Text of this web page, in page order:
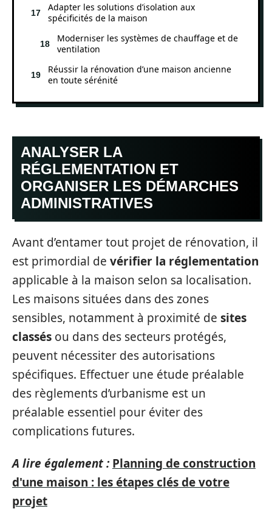
Adapter les solutions d’isolation aux
spécificités de la maison
Moderniser les systèmes de chauffage et de
ventilation
Réussir la rénovation d’une maison ancienne
en toute sérénité
ANALYSER LA
RÉGLEMENTATION ET
ORGANISER LES DÉMARCHES
ADMINISTRATIVES
Avant d’entamer tout projet de rénovation, il
est primordial de vérifier la réglementation
applicable à la maison selon sa localisation.
Les maisons situées dans des zones
sensibles, notamment à proximité de sites
classés ou dans des secteurs protégés,
peuvent nécessiter des autorisations
spécifiques. Effectuer une étude préalable
des règlements d’urbanisme est un
préalable essentiel pour éviter des
complications futures.
A lire également : Planning de construction
d'une maison : les étapes clés de votre
projet